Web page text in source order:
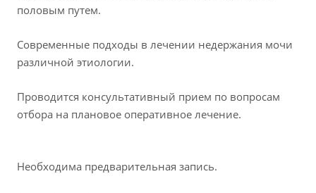
половым путем.
Современные подходы в лечении недержания мочи
различной этиологии.
Проводится консультативный прием по вопросам
отбора на плановое оперативное лечение.
Необходима предварительная запись.